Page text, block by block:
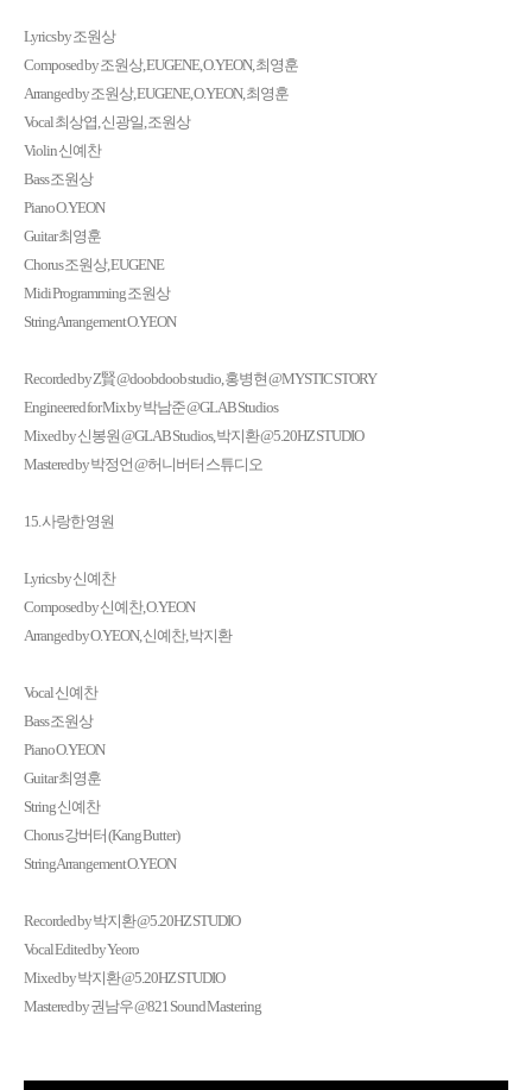
Lyrics by 조원상
Composed by 조원상, EUGENE, O.YEON, 최영훈
Arranged by 조원상, EUGENE, O.YEON, 최영훈
Vocal 최상엽, 신광일, 조원상
Violin 신예찬
Bass 조원상
Piano O.YEON
Guitar 최영훈
Chorus 조원상, EUGENE
Midi Programming 조원상
String Arrangement O.YEON
Recorded by Z賢 @doobdoob studio, 홍병현 @MYSTIC STORY
Engineered for Mix by 박남준 @GLAB Studios
Mixed by 신봉원 @GLAB Studios, 박지환 @5.20HZ STUDIO
Mastered by 박정언 @허니버터 스튜디오
15. 사랑한 영원
Lyrics by 신예찬
Composed by 신예찬, O.YEON
Arranged by O.YEON, 신예찬, 박지환
Vocal 신예찬
Bass 조원상
Piano O.YEON
Guitar 최영훈
String 신예찬
Chorus 강버터 (Kang Butter)
String Arrangement O.YEON
Recorded by 박지환 @5.20HZ STUDIO
Vocal Edited by Yeoro
Mixed by 박지환 @5.20HZ STUDIO
Mastered by 권남우 @821 Sound Mastering